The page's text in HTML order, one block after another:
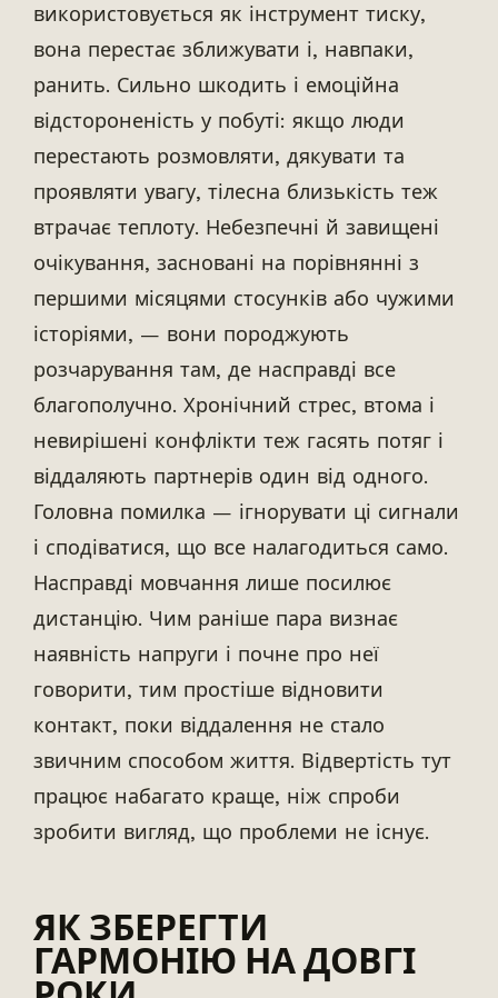
використовується як інструмент тиску,
вона перестає зближувати і, навпаки,
ранить. Сильно шкодить і емоційна
відстороненість у побуті: якщо люди
перестають розмовляти, дякувати та
проявляти увагу, тілесна близькість теж
втрачає теплоту. Небезпечні й завищені
очікування, засновані на порівнянні з
першими місяцями стосунків або чужими
історіями, — вони породжують
розчарування там, де насправді все
благополучно. Хронічний стрес, втома і
невирішені конфлікти теж гасять потяг і
віддаляють партнерів один від одного.
Головна помилка — ігнорувати ці сигнали
і сподіватися, що все налагодиться само.
Насправді мовчання лише посилює
дистанцію. Чим раніше пара визнає
наявність напруги і почне про неї
говорити, тим простіше відновити
контакт, поки віддалення не стало
звичним способом життя. Відвертість тут
працює набагато краще, ніж спроби
зробити вигляд, що проблеми не існує.
ЯК ЗБЕРЕГТИ
ГАРМОНІЮ НА ДОВГІ